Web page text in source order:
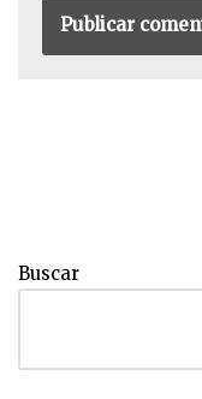
Buscar